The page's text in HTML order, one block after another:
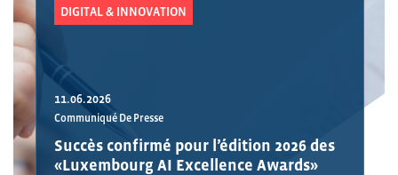
DIGITAL & INNOVATION
11.06.2026
Communiqué De Presse
Succès confirmé pour l’édition 2026 des
«Luxembourg AI Excellence Awards»